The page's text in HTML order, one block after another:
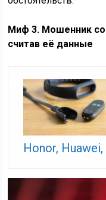
Миф 3. Мошенник
считав её данные
Honor,